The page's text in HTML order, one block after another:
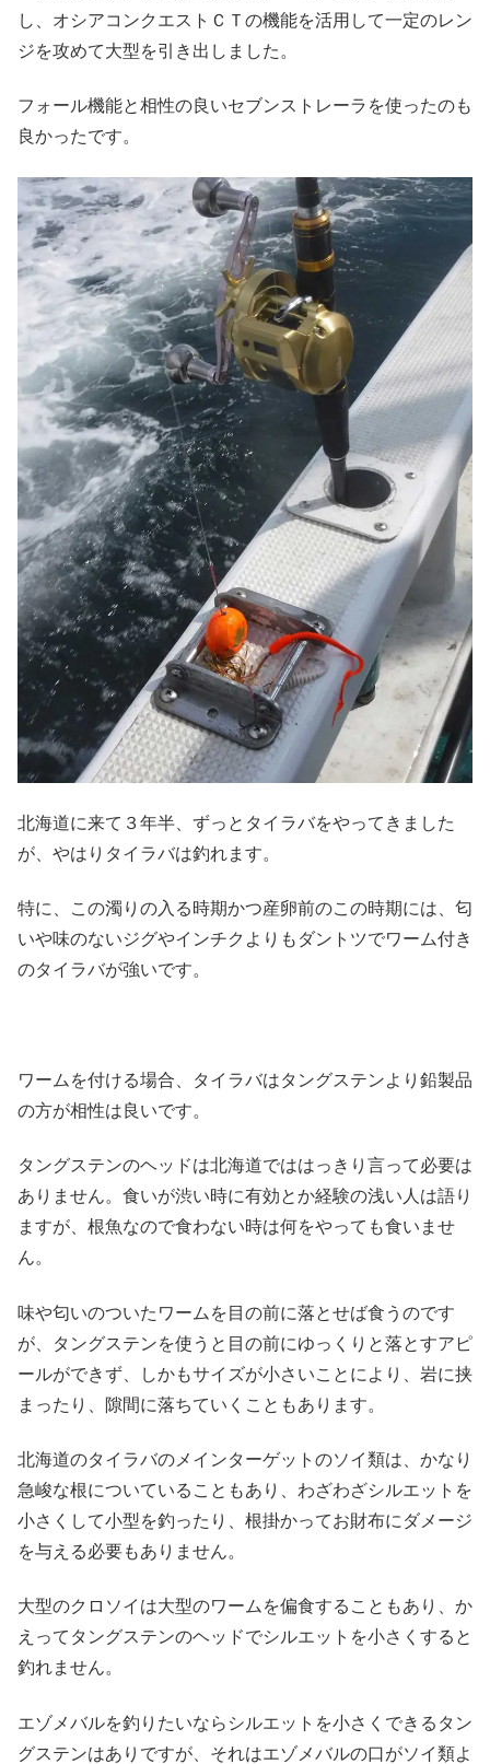
し、オシアコンクエストＣＴの機能を活用して一定のレン
ジを攻めて大型を引き出しました。
フォール機能と相性の良いセブンストレーラを使ったのも
良かったです。
北海道に来て３年半、ずっとタイラバをやってきました
が、やはりタイラバは釣れます。
特に、この濁りの入る時期かつ産卵前のこの時期には、匂
いや味のないジグやインチクよりもダントツでワーム付き
のタイラバが強いです。
ワームを付ける場合、タイラバはタングステンより鉛製品
の方が相性は良いです。
タングステンのヘッドは北海道でははっきり言って必要は
ありません。食いが渋い時に有効とか経験の浅い人は語り
ますが、根魚なので食わない時は何をやっても食いませ
ん。
味や匂いのついたワームを目の前に落とせば食うのです
が、タングステンを使うと目の前にゆっくりと落とすアピ
ールができず、しかもサイズが小さいことにより、岩に挟
まったり、隙間に落ちていくこともあります。
北海道のタイラバのメインターゲットのソイ類は、かなり
急峻な根についていることもあり、わざわざシルエットを
小さくして小型を釣ったり、根掛かってお財布にダメージ
を与える必要もありません。
大型のクロソイは大型のワームを偏食することもあり、か
えってタングステンのヘッドでシルエットを小さくすると
釣れません。
エゾメバルを釣りたいならシルエットを小さくできるタン
グステンはありですが、それはエゾメバルの口がソイ類よ